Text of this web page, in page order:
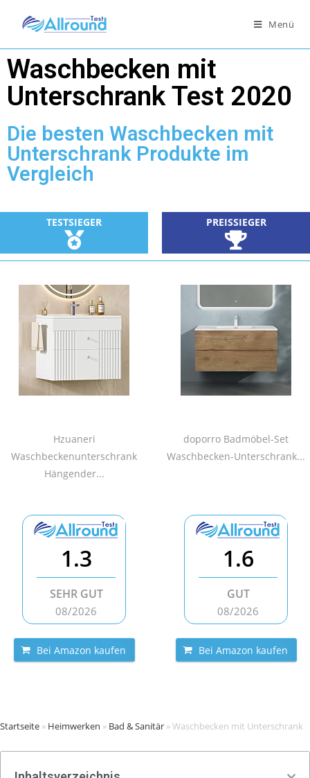
Menü
Waschbecken mit
Unterschrank Test 2020
Die besten Waschbecken mit
Unterschrank Produkte im
Vergleich
TESTSIEGER PREISSIEGER
Hzuaneri
Waschbeckenunterschrank
Hängender...
doporro Badmöbel-Set
Waschbecken-Unterschrank...
1.3
SEHR GUT
08/2026
Bei Amazon kaufen
1.6
GUT
08/2026
Bei Amazon kaufen
Startseite » Heimwerken » Bad & Sanitär »Waschbecken mit Unterschrank